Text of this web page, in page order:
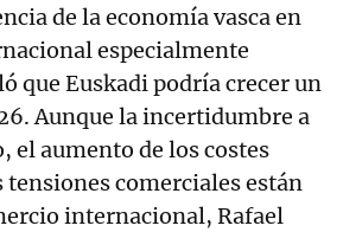
de la economía vasca en
especialmente
que Euskadi podría crecer un
Aunque la incertidumbre a
el aumento de los costes
tensiones comerciales están
internacional, Rafael